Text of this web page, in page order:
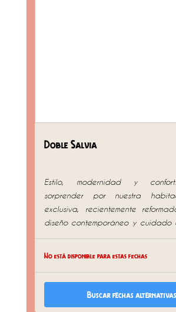
Doble Salvia
Estilo, modernidad y
sorprender por nuestra
exclusiva, recientemente
diseño contemporáneo y cuidado
atmósfera acogedora que
funcionalidad. Equipada con camas de alta
No está disponible para estas fechas
Buscar fechas alternativas